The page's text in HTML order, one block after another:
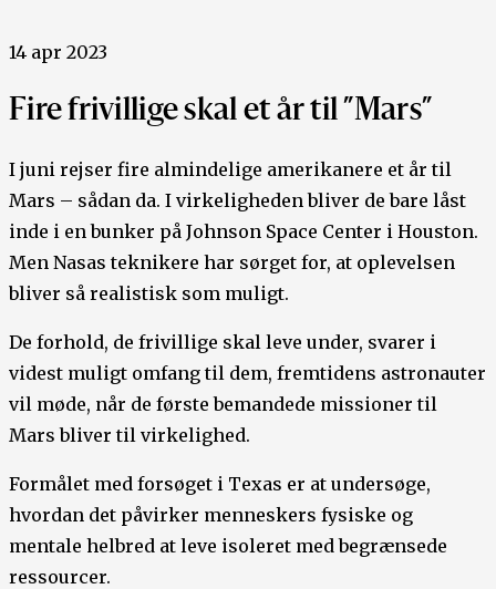
14 apr 2023
Fire frivillige skal et år til ”Mars”
I juni rejser fire almindelige amerikanere et år til
Mars – sådan da. I virkeligheden bliver de bare låst
inde i en bunker på Johnson Space Center i Houston.
Men Nasas teknikere har sørget for, at oplevelsen
bliver så realistisk som muligt.
De forhold, de frivillige skal leve under, svarer i
videst muligt omfang til dem, fremtidens astronauter
vil møde, når de første bemandede missioner til
Mars bliver til virkelighed.
Formålet med forsøget i Texas er at undersøge,
hvordan det påvirker menneskers fysiske og
mentale helbred at leve isoleret med begrænsede
ressourcer.